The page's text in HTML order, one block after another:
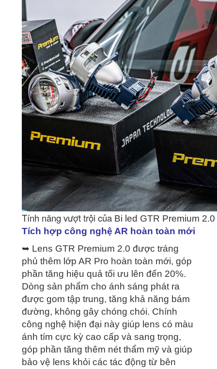
Tính năng vượt trội của Bi led GTR Premium 2.0
Tích hợp công nghệ AR hoàn toàn mới
➥ Lens GTR Premium 2.0 được tráng
phủ thêm lớp AR Pro hoàn toàn mới, góp
phần tăng hiệu quả tối ưu lên đến 20%.
Dòng sản phẩm cho ánh sáng phát ra
được gom tập trung, tăng khả năng bám
đường, không gây chóng chói. Chính
công nghệ hiện đại này giúp lens có màu
ánh tím cực kỳ cao cấp và sang trọng,
góp phần tăng thêm nét thẩm mỹ và giúp
bảo vệ lens khỏi các tác động từ bên